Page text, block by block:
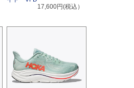
17,600円(税込）